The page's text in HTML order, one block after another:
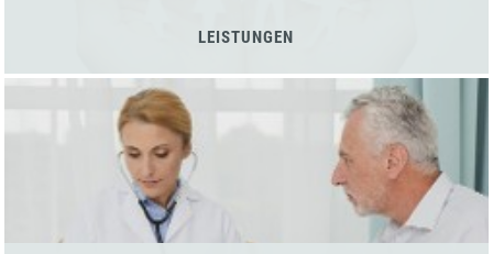
LEISTUNGEN